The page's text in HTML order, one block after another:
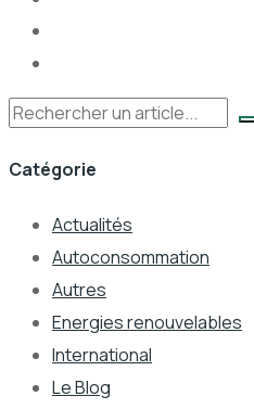
Rechercher
Catégorie
Actualités
Autoconsommation
Autres
Energies renouvelables
International
Le Blog